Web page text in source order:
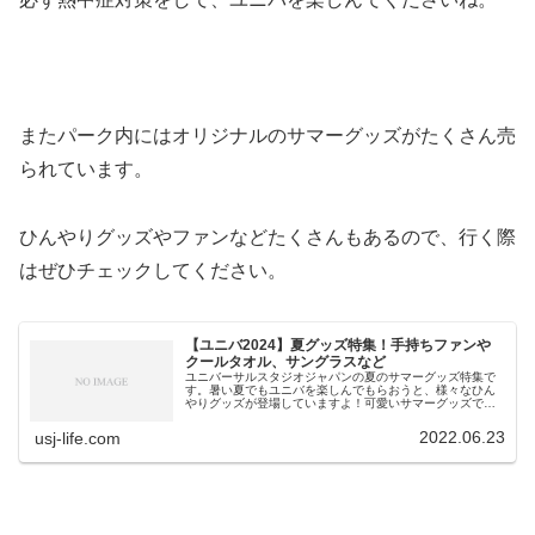
またパーク内にはオリジナルのサマーグッズがたくさん売
られています。
ひんやりグッズやファンなどたくさんもあるので、行く際
はぜひチェックしてください。
【ユニバ2024】夏グッズ特集！手持ちファンや
クールタオル、サングラスなど
ユニバーサルスタジオジャパンの夏のサマーグッズ特集で
す。暑い夏でもユニバを楽しんでもらおうと、様々なひん
やりグッズが登場していますよ！可愛いサマーグッズでユ
usj-life.com 2022.06.23